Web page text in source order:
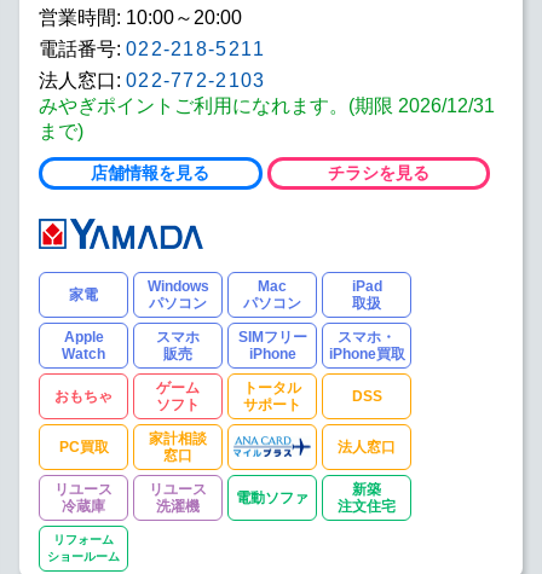
営業時間: 10:00～20:00
電話番号: 022-218-5211
法人窓口: 022-772-2103
みやぎポイントご利用になれます。(期限 2026/12/31
まで)
店舗情報を見る チラシを見る
家電
Windows
パソコン
Mac
パソコン
iPad
取扱
Apple
Watch
スマホ
販売
SIMフリー
iPhone
スマホ・
iPhone買取
おもちゃ
ゲーム
ソフト
トータル
サポート
DSS
PC買取
家計相談
窓口
法人窓口
リユース
冷蔵庫
リユース
洗濯機
電動ソファ
新築
注文住宅
リフォーム
ショールーム